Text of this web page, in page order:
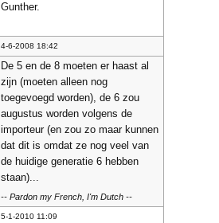
Gunther.
4-6-2008 18:42
De 5 en de 8 moeten er haast al
zijn (moeten alleen nog
toegevoegd worden), de 6 zou
augustus worden volgens de
importeur (en zou zo maar kunnen
dat dit is omdat ze nog veel van
de huidige generatie 6 hebben
staan)...
-- Pardon my French, I'm Dutch --
5-1-2010 11:09